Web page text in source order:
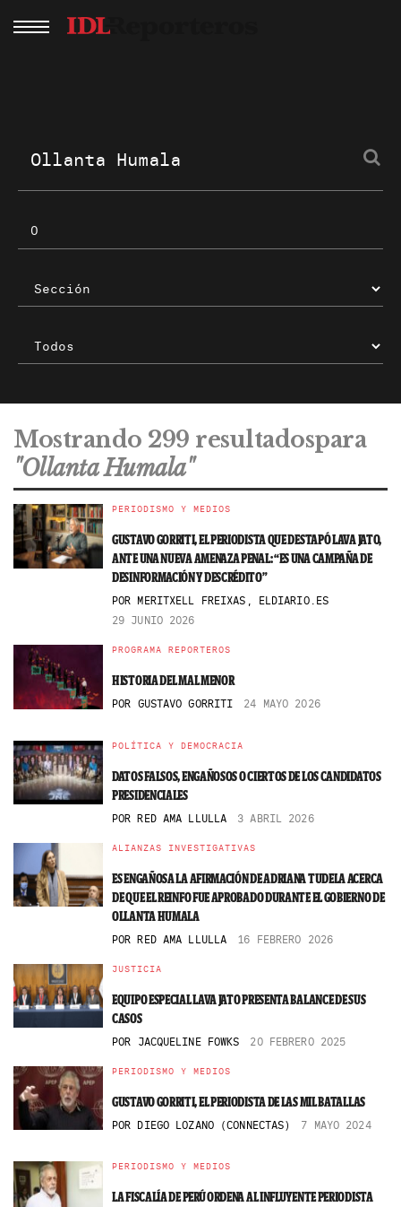
Mostrando 299 resultadospara
"Ollanta Humala"
PERIODISMO Y MEDIOS
GUSTAVO GORRITI, EL PERIODISTA QUE DESTAPÓ LAVA JATO,
ANTE UNA NUEVA AMENAZA PENAL: “ES UNA CAMPAÑA DE
DESINFORMACIÓN Y DESCRÉDITO”
POR MERITXELL FREIXAS, ELDIARIO.ES
29 JUNIO 2026
PROGRAMA REPORTEROS
HISTORIA DEL MAL MENOR
POR GUSTAVO GORRITI 24 MAYO 2026
POLÍTICA Y DEMOCRACIA
DATOS FALSOS, ENGAÑOSOS O CIERTOS DE LOS CANDIDATOS
PRESIDENCIALES
POR RED AMA LLULLA 3 ABRIL 2026
ALIANZAS INVESTIGATIVAS
ES ENGAÑOSA LA AFIRMACIÓN DE ADRIANA TUDELA ACERCA
DE QUE EL REINFO FUE APROBADO DURANTE EL GOBIERNO DE
OLLANTA HUMALA
POR RED AMA LLULLA 16 FEBRERO 2026
JUSTICIA
EQUIPO ESPECIAL LAVA JATO PRESENTA BALANCE DE SUS
CASOS
POR JACQUELINE FOWKS 20 FEBRERO 2025
PERIODISMO Y MEDIOS
GUSTAVO GORRITI, EL PERIODISTA DE LAS MIL BATALLAS
POR DIEGO LOZANO (CONNECTAS) 7 MAYO 2024
PERIODISMO Y MEDIOS
LA FISCALÍA DE PERÚ ORDENA AL INFLUYENTE PERIODISTA